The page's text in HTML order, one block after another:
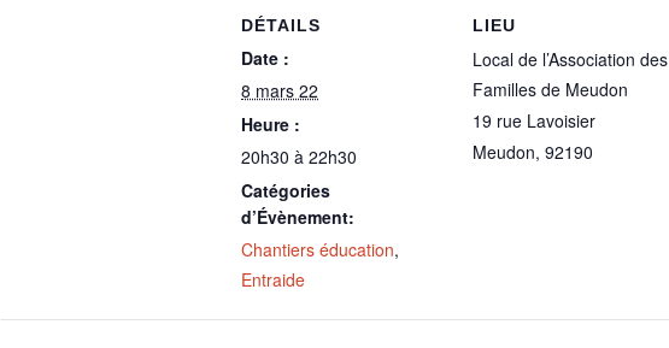
DÉTAILS
Date :
8 mars 22
Heure :
20h30 à 22h30
Catégories
d’Évènement:
Chantiers éducation,
Entraide
LIEU
Local de l’Association des
Familles de Meudon
19 rue Lavoisier
Meudon, 92190